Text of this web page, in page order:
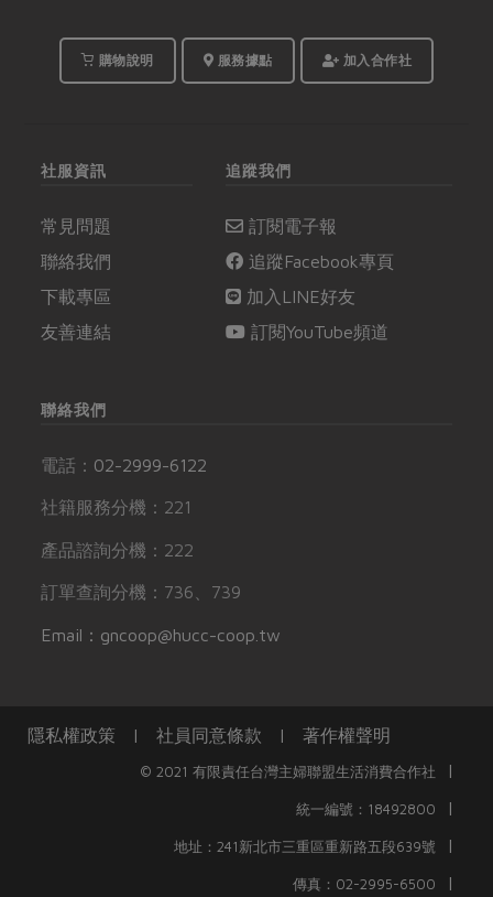
富學問吧！
設計成料理給大家參
考。
購物說明 服務據點 加入合作社
社服資訊
常見問題
聯絡我們
下載專區
友善連結
追蹤我們
訂閱電子報
追蹤Facebook專頁
加入LINE好友
訂閱YouTube頻道
聯絡我們
電話： 02-2999-6122
社籍服務分機：221
產品諮詢分機：222
訂單查詢分機：736、739
Email：gncoop@hucc-coop.tw
隱私權政策 | 社員同意條款 | 著作權聲明
© 2021 有限責任台灣主婦聯盟生活消費合作社 |
統一編號：18492800 |
地址：241新北市三重區重新路五段639號 |
傳真：02-2995-6500 |